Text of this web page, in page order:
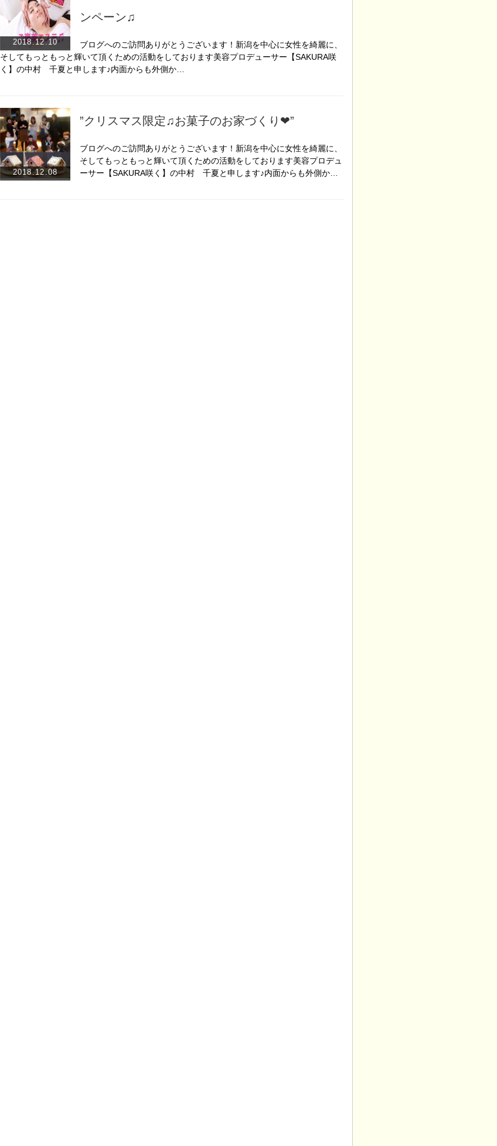
2018.12.10
ンペーン♫
ブログへのご訪問ありがとうございます！新潟を中心に女性を綺麗に、
そしてもっともっと輝いて頂くための活動をしております美容プロデューサー【SAKURA咲
く】の中村 千夏と申します♪内面からも外側か…
2018.12.08
”クリスマス限定♫お菓子のお家づくり❤︎”
ブログへのご訪問ありがとうございます！新潟を中心に女性を綺麗に、
そしてもっともっと輝いて頂くための活動をしております美容プロデュ
ーサー【SAKURA咲く】の中村 千夏と申します♪内面からも外側か…